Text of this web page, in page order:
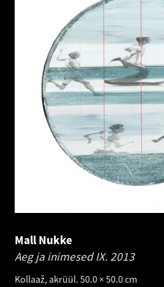
Mall Nukke
Aeg ja inimesed IX. 2013
Kollaaž, akrüül. 50.0 × 50.0 cm